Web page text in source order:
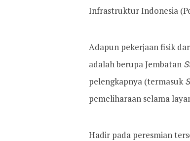
Infrastruktur Indonesia
Adapun pekerjaan fisik
adalah berupa Jembatan
pelengkapnya (termasuk
pemeliharaan selama
Hadir pada peresmian